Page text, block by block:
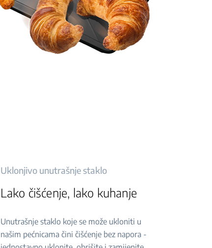
Uklonjivo unutrašnje staklo
Lako čišćenje, lako kuhanje
Unutrašnje staklo koje se može ukloniti u
našim pećnicama čini čišćenje bez napora -